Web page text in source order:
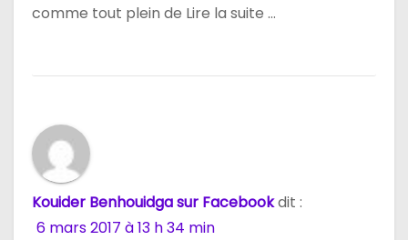
comme tout plein de Lire la suite …
Kouider Benhouidga sur Facebookdit :
6 mars 2017 à 13 h 34 min